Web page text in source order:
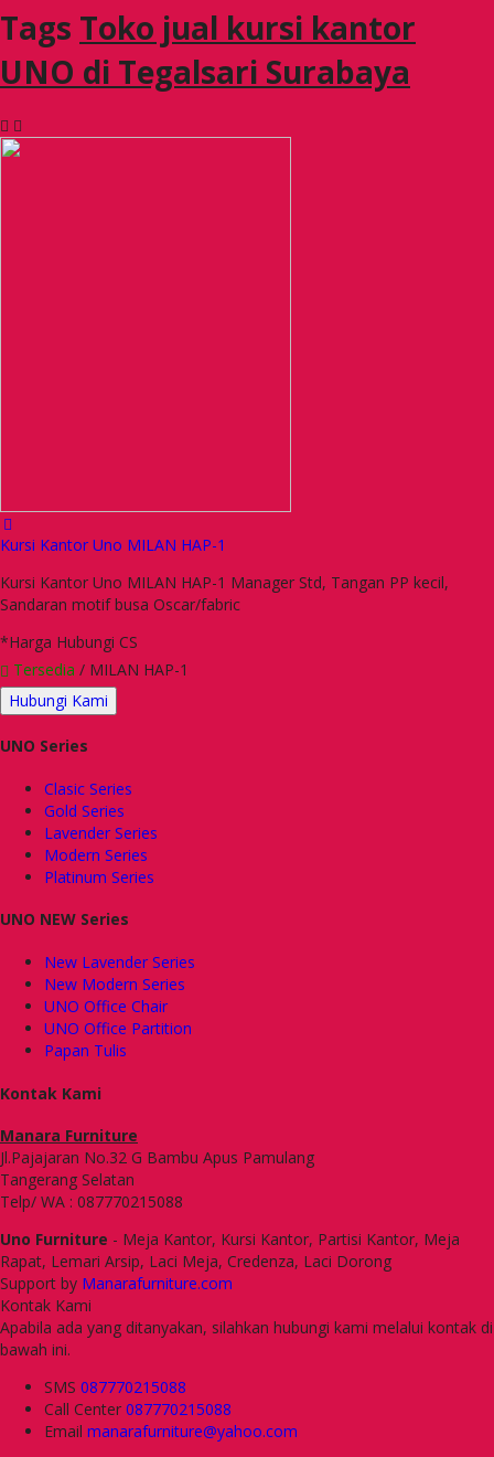
Tags Toko jual kursi kantor
UNO di Tegalsari Surabaya
Kursi Kantor Uno MILAN HAP-1
Kursi Kantor Uno MILAN HAP-1 Manager Std, Tangan PP kecil,
Sandaran motif busa Oscar/fabric
*Harga Hubungi CS
Tersedia / MILAN HAP-1
Hubungi Kami
UNO Series
Clasic Series
Gold Series
Lavender Series
Modern Series
Platinum Series
UNO NEW Series
New Lavender Series
New Modern Series
UNO Office Chair
UNO Office Partition
Papan Tulis
Kontak Kami
Manara Furniture
Jl.Pajajaran No.32 G Bambu Apus Pamulang
Tangerang Selatan
Telp/ WA : 087770215088
Uno Furniture - Meja Kantor, Kursi Kantor, Partisi Kantor, Meja
Rapat, Lemari Arsip, Laci Meja, Credenza, Laci Dorong
Support by Manarafurniture.com
Kontak Kami
Apabila ada yang ditanyakan, silahkan hubungi kami melalui kontak di
bawah ini.
SMS 087770215088
Call Center 087770215088
Email manarafurniture@yahoo.com